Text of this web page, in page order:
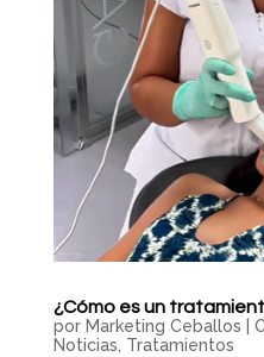
¿Cómo es un
por Marketing Ceballos
Noticias Tratamientos